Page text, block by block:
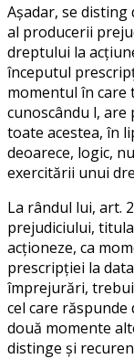
Aşadar, se
al producerii
dreptului la
începutul
momentul în
cunoscându l, are
toate acestea, în
deoarece, logic,
exercitării unui
La rândul lui, art.
prejudiciului,
acţioneze, ca
prescripţiei la
împrejurări,
cel care
două momente
distinge şi